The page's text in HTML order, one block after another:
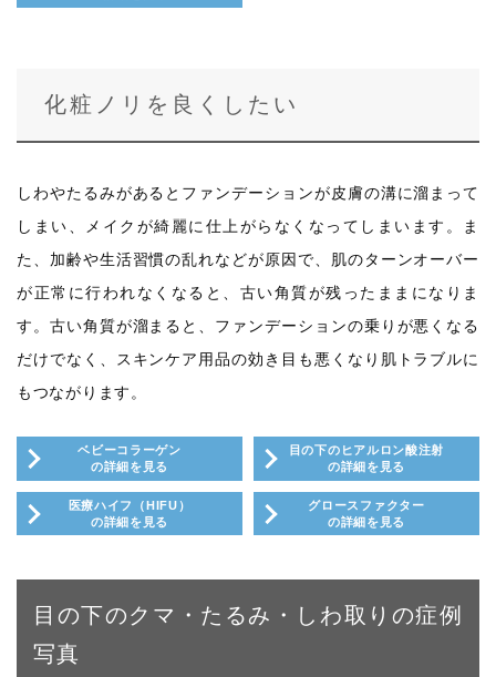
化粧ノリを良くしたい
しわやたるみがあるとファンデーションが皮膚の溝に溜まって
しまい、メイクが綺麗に仕上がらなくなってしまいます。ま
た、加齢や生活習慣の乱れなどが原因で、肌のターンオーバー
が正常に行われなくなると、古い角質が残ったままになりま
す。古い角質が溜まると、ファンデーションの乗りが悪くなる
だけでなく、スキンケア用品の効き目も悪くなり肌トラブルに
もつながります。
ベビーコラーゲン
の詳細を見る
目の下のヒアルロン酸注射
の詳細を見る
医療ハイフ（HIFU）
の詳細を見る
グロースファクター
の詳細を見る
目の下のクマ・たるみ・しわ取りの症例
写真